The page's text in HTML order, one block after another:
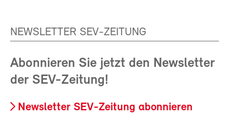
NEWSLETTER SEV-ZEITUNG
Abonnieren Sie jetzt den Newsletter
der SEV-Zeitung!
Newsletter SEV-Zeitung abonnieren